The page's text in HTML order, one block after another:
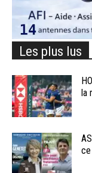
Les plus lus
la
ce